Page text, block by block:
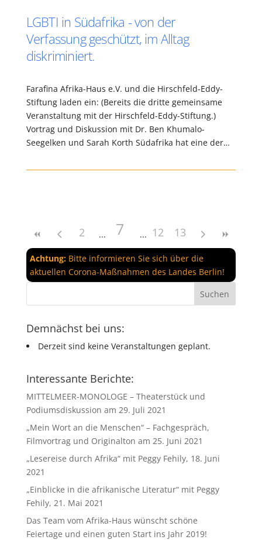
LGBTI in Südafrika - von der
Verfassung geschützt, im Alltag
diskriminiert.
Farafina Afrika-Haus e.V. und die Hirschfeld-Eddy-
Stiftung laden ein: (Bereits die dritte gemeinsame
Veranstaltung mit der Hirschfeld-Eddy-Stiftung.)
Vortrag und Diskussion mit Dr. Ben Khumalo-
Seegelken und Sarah Korth Südafrika hat eine der…
2 7 12 13
Achtung:Bitte informieren Sie sich über die
aktuellen Corona-Maßnahmen des Landes Berlin!
Demnächst bei uns:
Derzeit sind keine Veranstaltungen geplant.
Interessante Berichte:
MITTELMEER-MONOLOGE – Theaterstück und
Podiumsdiskussion am 29. Juli 2021
„Mein Wort an die Menschen“ – Fachgespräch,
Filmvortrag und Originalton am 25. Juni 2021
„Lesereise durch Afrika“ mit Peggy Fehily, 18. Juni
2021
„Einblicke in die afrikanische Literatur“ mit Peggy
Fehily, 21. Mai 2021
Das Team vom Afrika-Haus wünscht schöne
Feiertage und einen guten Start ins Jahr 2019!